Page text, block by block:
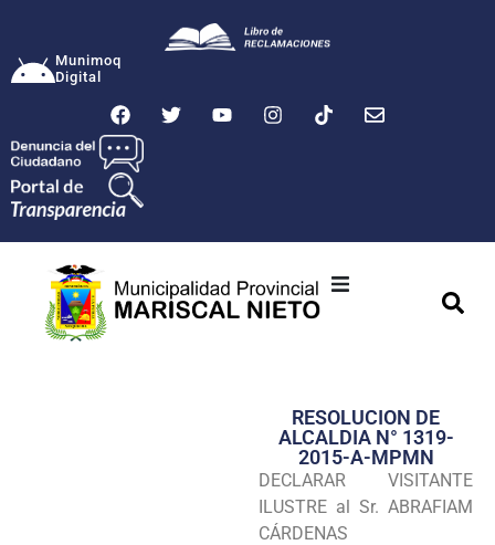
Munimoq
Digital
Transparencia
Seguridad
Programas
RESOLUCION DE
ALCALDIA N° 1319-
2015-A-MPMN
DECLARAR VISITANTE
ILUSTRE al Sr. ABRAFIAM
CÁRDENAS